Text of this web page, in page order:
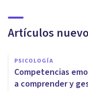
Artículos
PSICOLOGÍA
Competencias
a comprender y